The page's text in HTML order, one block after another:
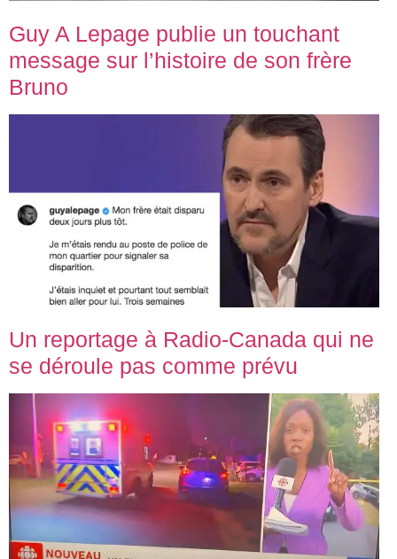
Guy A Lepage publie un touchant
message sur l’histoire de son frère
Bruno
Un reportage à Radio-Canada qui ne
se déroule pas comme prévu